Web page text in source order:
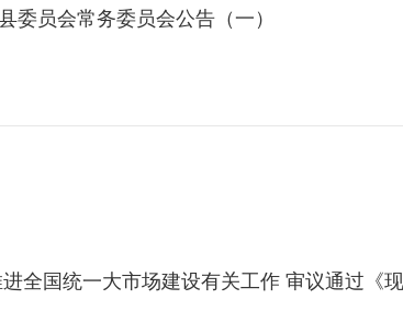
委员会常务委员会公告（一）